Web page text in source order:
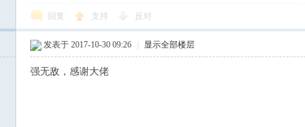
回复 支持 反对
发表于 2017-10-30 09:26 显示全部楼层
强无敌，感谢大佬